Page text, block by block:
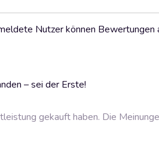
– sei der Erste!
Nutzer können Bewertungen
gekauft haben. Die